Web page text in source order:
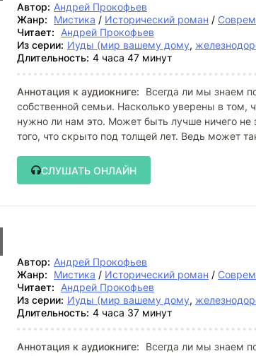
Автор: Андрей Прокофьев
Жанр:
Мистика / Исторический роман /
Читает:
Андрей Прокофьев
Из серии: Иуды (мир вашему дому,
Длительность: 4 часа 47 минут
Аннотация к аудиокниге:
Всегда ли мы знаем
собственной семьи. Насколько уверены в том,
нужно ли нам это. Может быть лучше ничего не
того, что скрыто под толщей лет. Ведь может
СЛУШАТЬ ОНЛАЙН
Автор: Андрей Прокофьев
Жанр:
Мистика / Исторический роман /
Читает:
Андрей Прокофьев
Из серии: Иуды (мир вашему дому,
Длительность: 4 часа 37 минут
Аннотация к аудиокниге:
Всегда ли мы знаем